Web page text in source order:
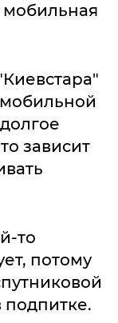
мобильная
зависит
то
потому
подпитке.